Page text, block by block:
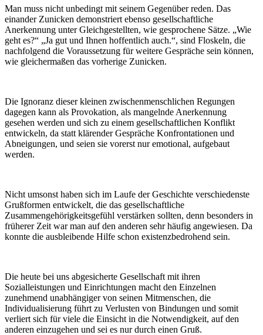
Man muss nicht unbedingt mit seinem Gegenüber reden. Das
einander Zunicken demonstriert ebenso gesellschaftliche
Anerkennung unter Gleichgestellten, wie gesprochene Sätze. „Wie
geht es?“ „Ja gut und Ihnen hoffentlich auch.“, sind Floskeln, die
nachfolgend die Voraussetzung für weitere Gespräche sein können,
wie gleichermaßen das vorherige Zunicken.
Die Ignoranz dieser kleinen zwischenmenschlichen Regungen
dagegen kann als Provokation, als mangelnde Anerkennung
gesehen werden und sich zu einem gesellschaftlichen Konflikt
entwickeln, da statt klärender Gespräche Konfrontationen und
Abneigungen, und seien sie vorerst nur emotional, aufgebaut
werden.
Nicht umsonst haben sich im Laufe der Geschichte verschiedenste
Grußformen entwickelt, die das gesellschaftliche
Zusammengehörigkeitsgefühl verstärken sollten, denn besonders in
früherer Zeit war man auf den anderen sehr häufig angewiesen. Da
konnte die ausbleibende Hilfe schon existenzbedrohend sein.
Die heute bei uns abgesicherte Gesellschaft mit ihren
Sozialleistungen und Einrichtungen macht den Einzelnen
zunehmend unabhängiger von seinen Mitmenschen, die
Individualisierung führt zu Verlusten von Bindungen und somit
verliert sich für viele die Einsicht in die Notwendigkeit, auf den
anderen einzugehen und sei es nur durch einen Gruß.